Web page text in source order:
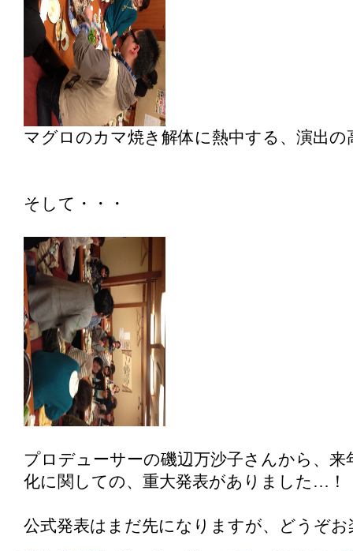
マグロのカマ焼き解体に熱中する、演出の
そして・・・
プロデューサーの磯辺万沙子さんから、来
化に関しての、重大発表がありました…！
公式発表はまだ先になりますが、どうぞお